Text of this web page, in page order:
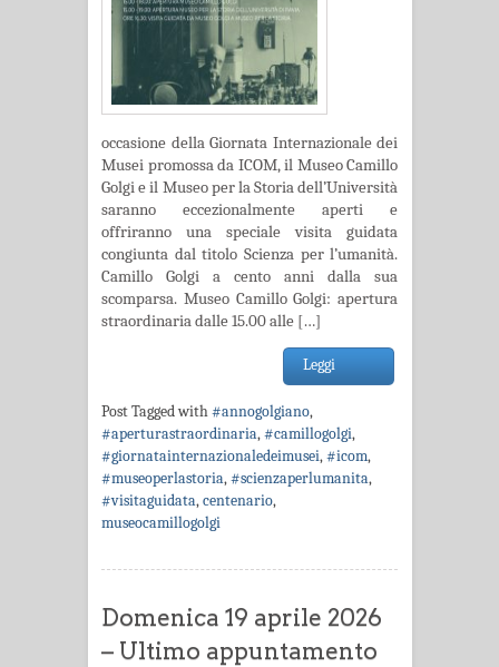
occasione della Giornata Internazionale dei
Musei promossa da ICOM, il Museo Camillo
Golgi e il Museo per la Storia dell’Università
saranno eccezionalmente aperti e
offriranno una speciale visita guidata
congiunta dal titolo Scienza per l’umanità.
Camillo Golgi a cento anni dalla sua
scomparsa. Museo Camillo Golgi: apertura
straordinaria dalle 15.00 alle […]
Leggi
Post Tagged with#annogolgiano,
#aperturastraordinaria,#camillogolgi,
#giornatainternazionaledeimusei,#icom,
#museoperlastoria,#scienzaperlumanita,
#visitaguidata,centenario,
museocamillogolgi
Domenica 19 aprile 2026
– Ultimo appuntamento